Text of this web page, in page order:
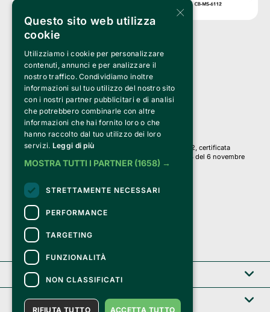
Clappit è un marchio di proprietà di:
Bemils Srl
a Socio Unico
Via Fosse Ardeatine, 4 -20092 Cinisello Balsamo (MI)
PI 05589050961
Iscr. C.C.I.A.A. Milano R.E.A. 1833471
© 2010-2025 Bemils Srl - Tutti i diritti riservati
Credits:
Clappit è basato sulla piattaforma di biglietteria Belive 6.2, certificata
dall’Agenzia delle Entrate con protocollo n. 2025/445474 del 6 novembre
2025.
Su Clappit i tuoi acquisti ed i tuoi dati
sono sicuri e protetti da un certificato SSL
con crittografia a 128 bit.
Clappit
Help center
×
Questo sito web utilizza
cookie
Utilizziamo i cookie per personalizzare
contenuti, annunci e per analizzare il
nostro traffico. Condividiamo inoltre
informazioni sul tuo utilizzo del nostro sito
con i nostri partner pubblicitari e di analisi
che potrebbero combinarle con altre
informazioni che hai fornito loro o che
hanno raccolto dal tuo utilizzo dei loro
servizi. Leggi di più
MOSTRA TUTTI I PARTNER (1658) →
STRETTAMENTE NECESSARI
PERFORMANCE
TARGETING
FUNZIONALITÀ
NON CLASSIFICATI
ACCETTA TUTTO
RIFIUTA TUTTO